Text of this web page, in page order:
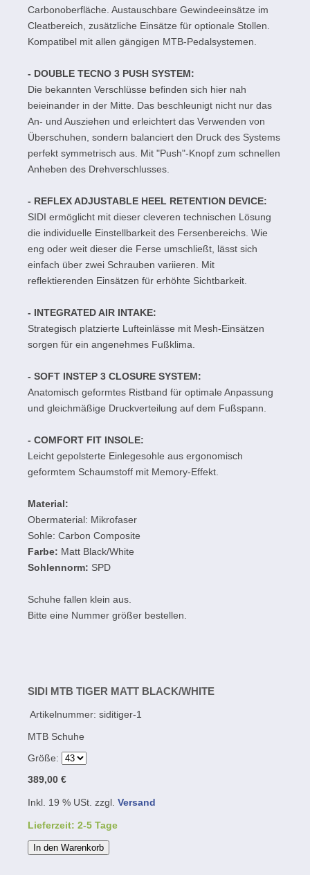
Carbonoberfläche. Austauschbare Gewindeeinsätze im
Cleatbereich, zusätzliche Einsätze für optionale Stollen.
Kompatibel mit allen gängigen MTB-Pedalsystemen.
- DOUBLE TECNO 3 PUSH SYSTEM:
Die bekannten Verschlüsse befinden sich hier nah
beieinander in der Mitte. Das beschleunigt nicht nur das
An- und Ausziehen und erleichtert das Verwenden von
Überschuhen, sondern balanciert den Druck des Systems
perfekt symmetrisch aus. Mit "Push"-Knopf zum schnellen
Anheben des Drehverschlusses.
- REFLEX ADJUSTABLE HEEL RETENTION DEVICE:
SIDI ermöglicht mit dieser cleveren technischen Lösung
die individuelle Einstellbarkeit des Fersenbereichs. Wie
eng oder weit dieser die Ferse umschließt, lässt sich
einfach über zwei Schrauben variieren. Mit
reflektierenden Einsätzen für erhöhte Sichtbarkeit.
- INTEGRATED AIR INTAKE:
Strategisch platzierte Lufteinlässe mit Mesh-Einsätzen
sorgen für ein angenehmes Fußklima.
- SOFT INSTEP 3 CLOSURE SYSTEM:
Anatomisch geformtes Ristband für optimale Anpassung
und gleichmäßige Druckverteilung auf dem Fußspann.
- COMFORT FIT INSOLE:
Leicht gepolsterte Einlegesohle aus ergonomisch
geformtem Schaumstoff mit Memory-Effekt.
Material:
Obermaterial: Mikrofaser
Sohle: Carbon Composite
Farbe: Matt Black/White
Sohlennorm: SPD
Schuhe fallen klein aus.
Bitte eine Nummer größer bestellen.
SIDI MTB TIGER MATT BLACK/WHITE
Artikelnummer: siditiger-1
MTB Schuhe
Größe:
389,00 €
Inkl. 19 % USt. zzgl. Versand
Lieferzeit: 2-5 Tage
In den Warenkorb